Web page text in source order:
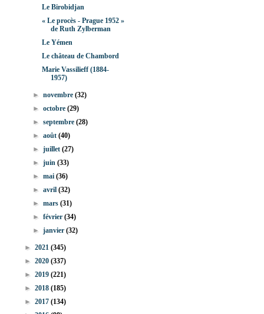
Le Birobidjan
« Le procès - Prague 1952 »
de Ruth Zylberman
Le Yémen
Le château de Chambord
Marie Vassilieff (1884-
1957)
►novembre(32)
►octobre(29)
►septembre(28)
►août(40)
►juillet(27)
►juin(33)
►mai(36)
►avril(32)
►mars(31)
►février(34)
►janvier(32)
► 2021 (345)
► 2020 (337)
► 2019 (221)
► 2018 (185)
► 2017 (134)